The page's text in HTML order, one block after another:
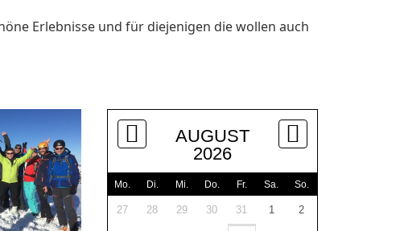
Erlebnisse und für diejenigen die wollen auch
AUGUST
2026
Mo. Di. Mi. Do. Fr. Sa. So.
27 28 29 30 31 1 2